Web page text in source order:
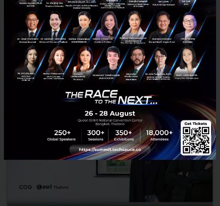
currency รับมือค่าเงินผันผวน และเตรียมนำ AI สู่การเป็น Dig...
สิงหาคม 10, 2026| ByTechsauce Team
0
PR News ttb SME FinTech Digital CFO